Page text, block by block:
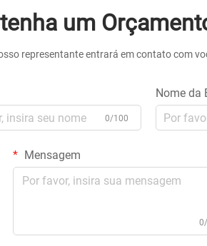
um
representante entrará em contato com
0/100
Nome da
Mensagem